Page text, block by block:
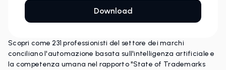
Scopri come 231 professionisti del settore dei marchi
conciliano l'automazione basata sull'intelligenza artificiale e
la competenza umana nel rapporto "State of Trademarks